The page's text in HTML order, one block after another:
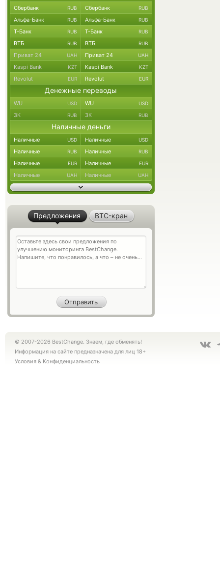
Сбербанк RUB Сбербанк RUB
Альфа-Банк RUB Альфа-Банк RUB
Т-Банк RUB Т-Банк RUB
ВТБ RUB ВТБ RUB
Приват 24 UAH Приват 24 UAH
Kaspi Bank KZT Kaspi Bank KZT
Revolut EUR Revolut EUR
Денежные переводы
WU USD WU USD
ЗК RUB ЗК RUB
Наличные деньги
Наличные USD Наличные USD
Наличные RUB Наличные RUB
Наличные EUR Наличные EUR
Наличные UAH Наличные UAH
Предложения BTC-кран
© 2007-2026 BestChange. Знаем, где обменять!
Информация на сайте предназначена для лиц 18+
Условия & Конфиденциальность